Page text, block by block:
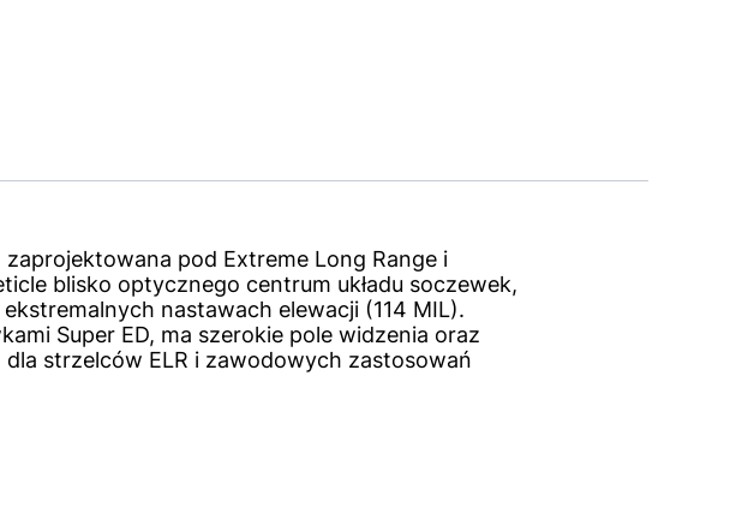
pod Extreme Long Range i
blisko optycznego centrum układu soczewek,
nastawach elewacji (114 MIL).
Super ED, ma szerokie pole widzenia oraz
strzelców ELR i zawodowych zastosowań